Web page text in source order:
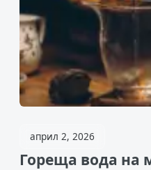
април 2, 2026
Гореща вода на